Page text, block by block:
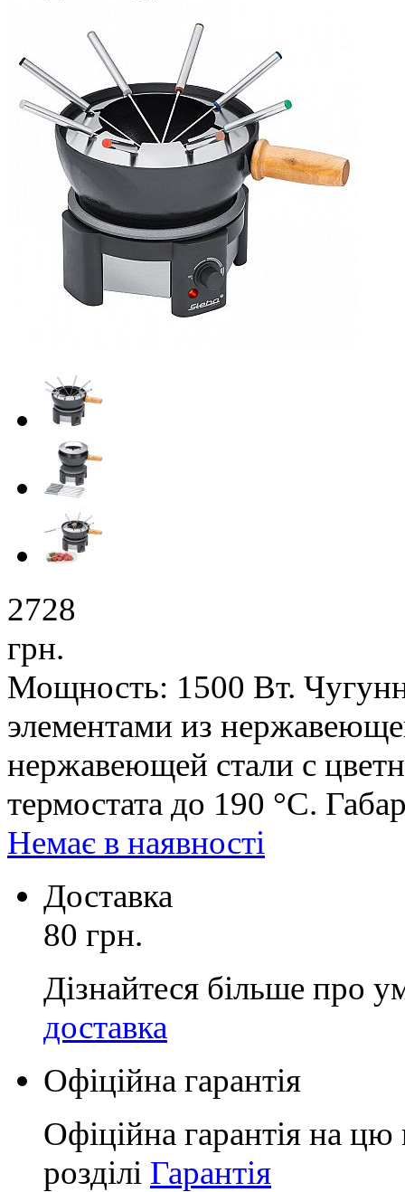
2728
грн.
Мощность: 1500 Вт.
элементами из
нержавеющей стали с
термостата до 190 °С.
Немає в наявності
Доставка
80 грн.
Дізнайтеся більше про
доставка
Офіційна гарантія
Офіційна гарантія на
розділі Гарантія